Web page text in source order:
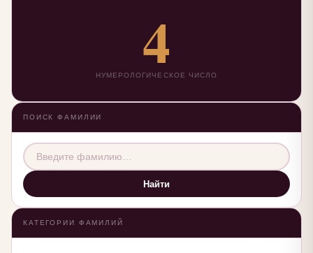
4
НУМЕРОЛОГИЧЕСКОЕ ЧИСЛО
ПОИСК ФАМИЛИИ
Найти
КАТЕГОРИИ ФАМИЛИЙ